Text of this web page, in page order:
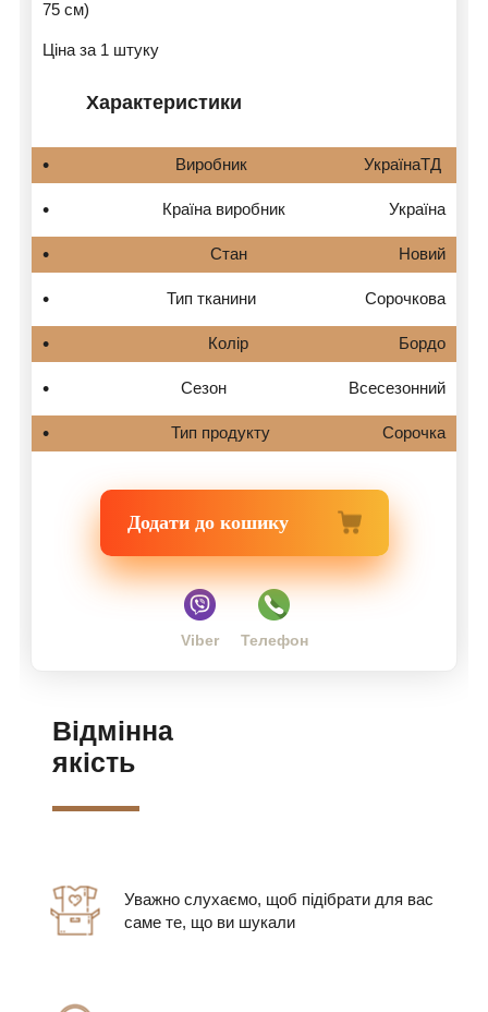
75 см)
Ціна за 1 штуку
Характеристики
Виробник УкраїнаТД
Країна виробник Україна
Стан Новий
Тип тканини Сорочкова
Колір Бордо
Сезон Всесезонний
Тип продукту Сорочка
Додати до кошику
Viber Телефон
Відмінна
якість
Уважно слухаємо, щоб підібрати для вас
саме те, що ви шукали